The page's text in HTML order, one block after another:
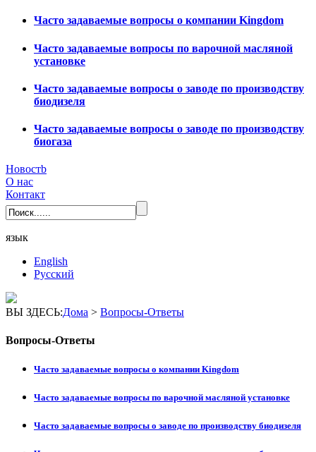
Часто задаваемые вопросы о компании Kingdom
Часто задаваемые вопросы по варочной масляной
установке
Часто задаваемые вопросы о заводе по производству
биодизеля
Часто задаваемые вопросы о заводе по производству
биогаза
Новостb
О нас
Контакт
язык
English
Pусский
ВЫ ЗДЕСЬ:Дома > Вопросы-Ответы
Вопросы-Ответы
Часто задаваемые вопросы о компании Kingdom
Часто задаваемые вопросы по варочной масляной установке
Часто задаваемые вопросы о заводе по производству биодизеля